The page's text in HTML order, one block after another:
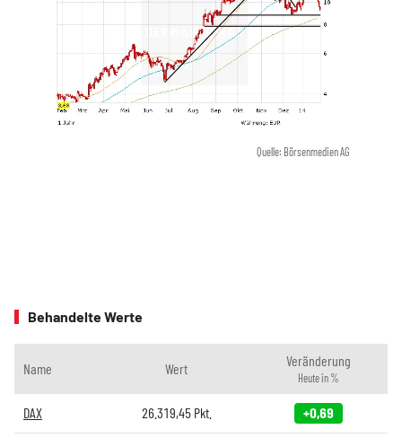
Quelle: Börsenmedien AG
Behandelte Werte
Name Wert Veränderung
Heute in %
DAX 26.319,45Pkt. +0,69